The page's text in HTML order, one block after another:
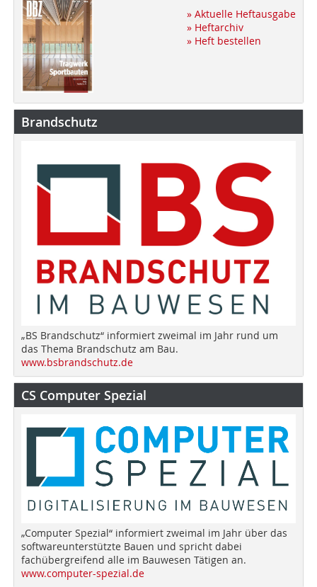
» Aktuelle Heftausgabe
» Heftarchiv
» Heft bestellen
Brandschutz
„BS Brandschutz“ informiert zweimal im Jahr rund um
das Thema Brandschutz am Bau.
www.bsbrandschutz.de
CS Computer Spezial
„Computer Spezial“ informiert zweimal im Jahr über das
softwareunterstützte Bauen und spricht dabei
fachübergreifend alle im Bauwesen Tätigen an.
www.computer-spezial.de